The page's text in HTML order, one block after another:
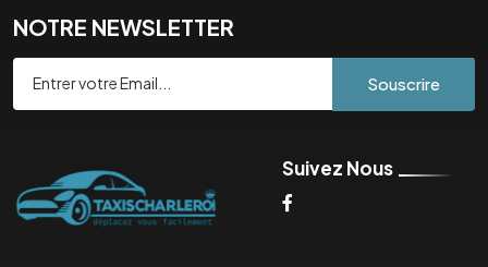
NOTRE NEWSLETTER
Souscrire
Suivez Nous